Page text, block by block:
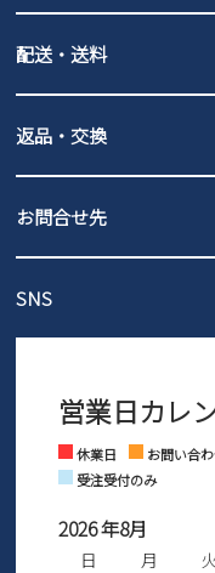
PayPay（オンライン決済
配送・送料
北海道・本州・四国・九
3,980円（税込）以上お買
ご利用ください。
全国一律…220円（税込）
発送日・送料詳細につい
ご利用ください。
返品・交換
の片道無料サービスを実施
ントとしても安心してご
さい。
お問合せ先
営業時間：11時～17時
※土日祝はお問い合わせ
SNS
Facebook Instagram
営業日カレ
休業日
お問い合
受注受付のみ
2026 年8月
日 月